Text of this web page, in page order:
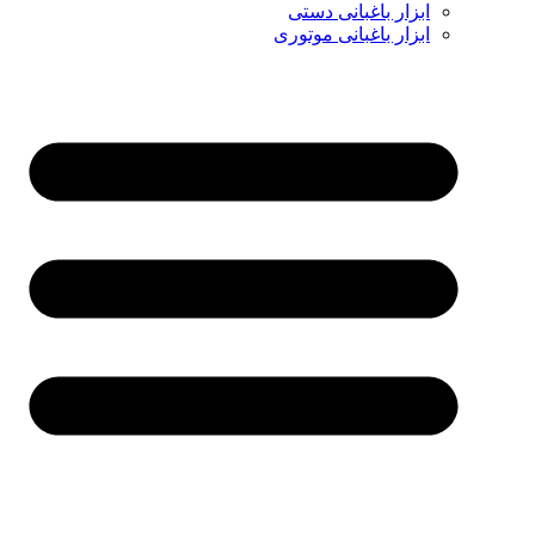
ابزار باغبانی دستی
ابزار باغبانی موتوری